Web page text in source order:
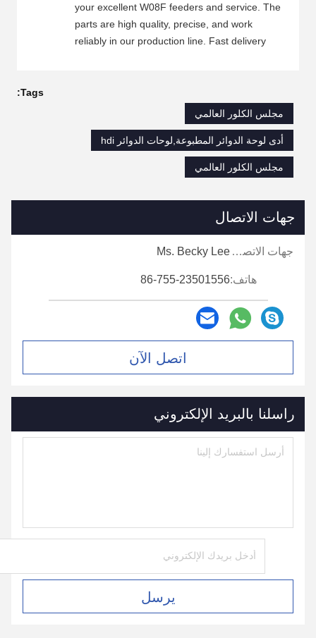
your excellent W08F feeders and service. The
parts are high quality, precise, and work
reliably in our production line. Fast delivery
and always ready to help. Whenever we have
technical questions or need to confirm
specifications, you reply quickly and provide
detailed answers. This cooperation has been
very smooth, and we will continue to place
Tags:
مجلس الكلور العالمي
أدى لوحة الدوائر المطبوعة,لوحات الدوائر hdi
مجلس الكلور العالمي
جهات الاتصال
جهات الاتصال: Ms. Becky Lee
هاتف:86-755-23501556
اتصل الآن
راسلنا بالبريد الإلكتروني
يرسل